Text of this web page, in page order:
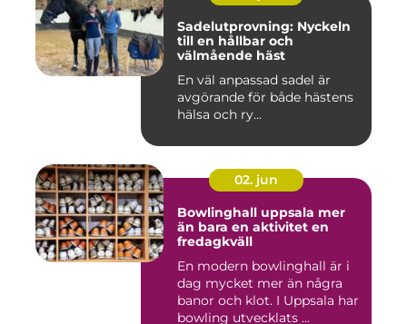
Sadelutprovning: Nyckeln
till en hållbar och
välmående häst
En väl anpassad sadel är
avgörande för både hästens
hälsa och ry...
02. jun
Bowlinghall uppsala mer
än bara en aktivitet en
fredagkväll
En modern bowlinghall är i
dag mycket mer än några
banor och klot. I Uppsala har
bowling utvecklats ...